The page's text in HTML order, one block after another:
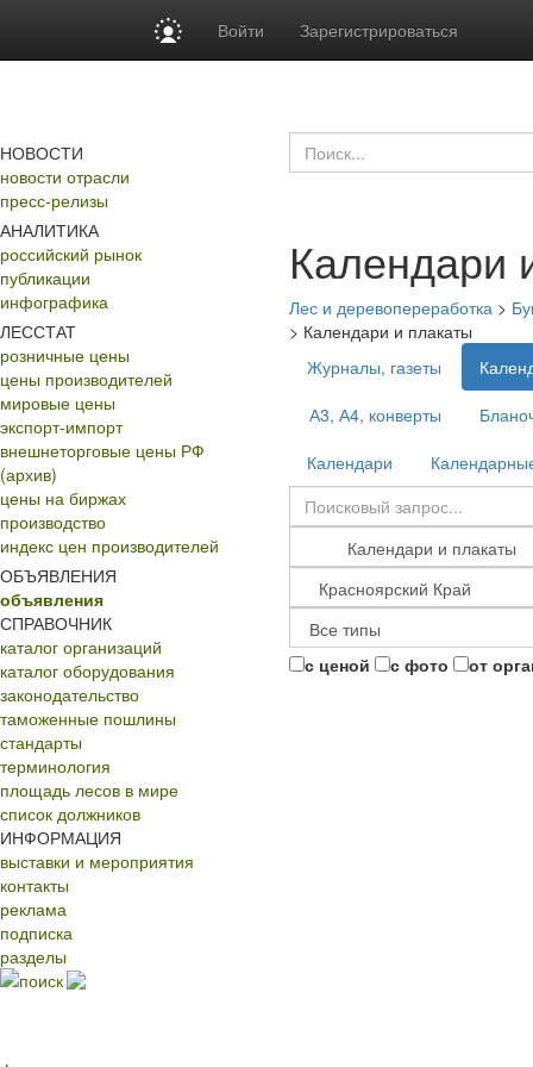
Войти Зарегистрироваться
НОВОСТИ
новости отрасли
пресс-релизы
АНАЛИТИКА
российский рынок
публикации
инфографика
ЛЕССТАТ
розничные цены
цены производителей
мировые цены
экспорт-импорт
внешнеторговые цены РФ
(архив)
цены на биржах
производство
индекс цен производителей
ОБЪЯВЛЕНИЯ
объявления
СПРАВОЧНИК
каталог организаций
каталог оборудования
законодательство
таможенные пошлины
стандарты
терминология
площадь лесов в мире
список должников
ИНФОРМАЦИЯ
выставки и мероприятия
контакты
реклама
подписка
разделы
поиск
Календари
Лес и деревопереработка >
> Календари и плакаты
Журналы, газеты
А3, А4, конверты
Календари
с ценой с фото от